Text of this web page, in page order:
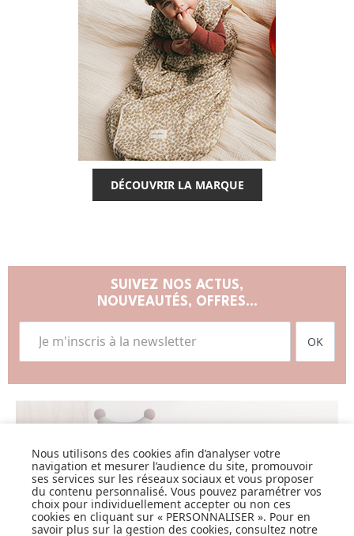
DÉCOUVRIR LA MARQUE
SUIVEZ NOS ACTUS,
NOUVEAUTÉS, OFFRES...
OK
LISTE DE NAISSANCE
JE DÉCOUVRE
Nous utilisons des cookies afin d’analyser votre
navigation et mesurer l’audience du site, promouvoir
ses services sur les réseaux sociaux et vous proposer
du contenu personnalisé. Vous pouvez paramétrer vos
choix pour individuellement accepter ou non ces
cookies en cliquant sur « PERSONNALISER ». Pour en
savoir plus sur la gestion des cookies, consultez notre